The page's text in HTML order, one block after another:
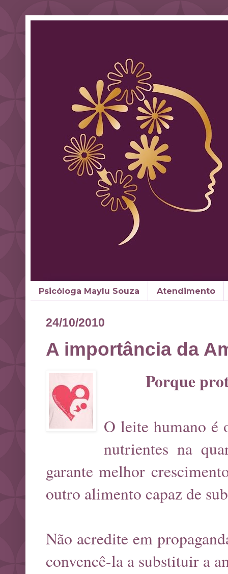
Psicóloga Maylu Souza Atendimento
24/10/2010
A importância da
Porque
O leite humano é
nutrientes na
garante melhor
outro alimento capaz de
Não acredite em
convencê-la a substituir a